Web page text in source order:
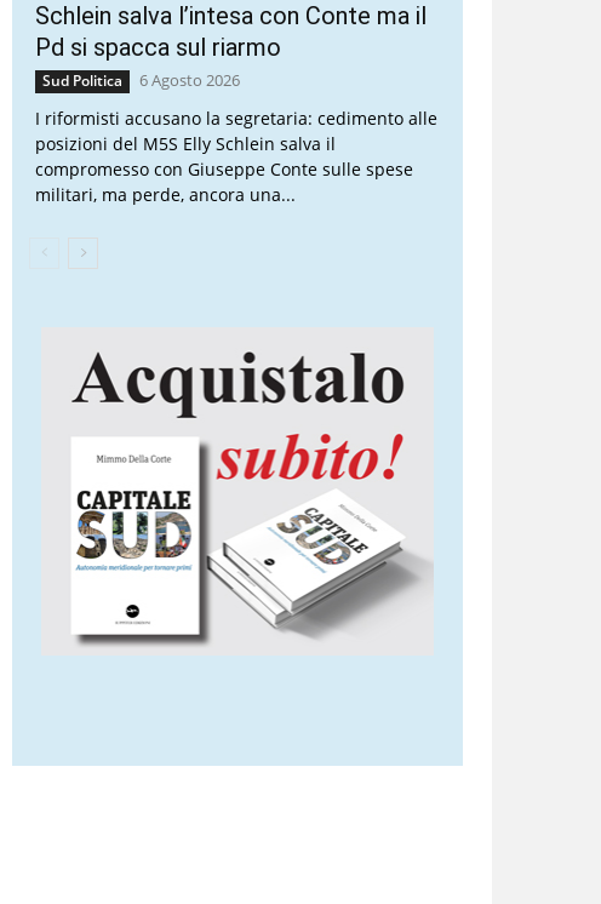
Schlein salva l’intesa con Conte ma il
Pd si spacca sul riarmo
Sud Politica 6 Agosto 2026
I riformisti accusano la segretaria: cedimento alle
posizioni del M5S Elly Schlein salva il
compromesso con Giuseppe Conte sulle spese
militari, ma perde, ancora una...